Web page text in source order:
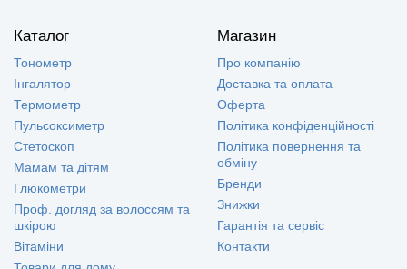
Каталог
Тонометр
Інгалятор
Термометр
Пульсоксиметр
Стетоскоп
Мамам та дітям
Глюкометри
Проф. догляд за волоссям та
шкірою
Вітаміни
Магазин
Про компанію
Доставка та оплата
Оферта
Політика конфіденційності
Політика повернення та
обміну
Бренди
Знижки
Гарантія та сервіс
Контакти